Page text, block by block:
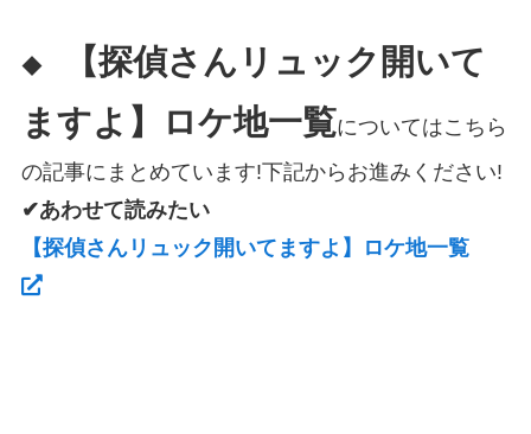
◆
【探偵さんリュック開いて
ますよ】ロケ地一覧についてはこちら
の記事にまとめています!下記からお進みください!
✔あわせて読みたい
【探偵さんリュック開いてますよ】ロケ地一覧